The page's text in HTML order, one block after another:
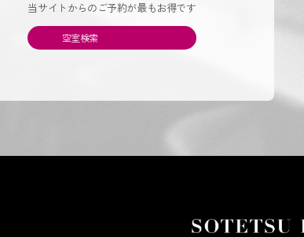
当サイトからのご予約が最もお得です
空室検索